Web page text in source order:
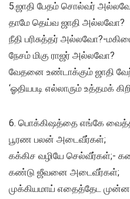
5.ஜாதி பேதம் சொல்வர்
தாமே தெய்வ ஜாதி அல்லவோ?
நீதி பரிசுத்தர் அல்லவோ?-
நேசம் மிகு ராஜர் அல்லவோ?
வேதனை உண்டாக்கும் ஜாதி
‘ஓதியபடி எல்லாரும் உத்தமக்
6. பொக்கிஷத்தை எங்கே
பூரண பலன் அடைவீர்கள்;
கக்கிச வழியே செல்வீர்கள்;-
கண்டு ஜீவனை அடைவீர்கள்;
முக்கியமாய் எதைத்தேட